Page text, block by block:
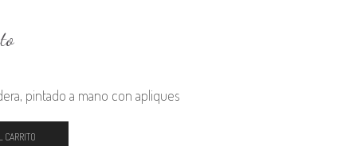
pintado a mano con apliques
CARRITO